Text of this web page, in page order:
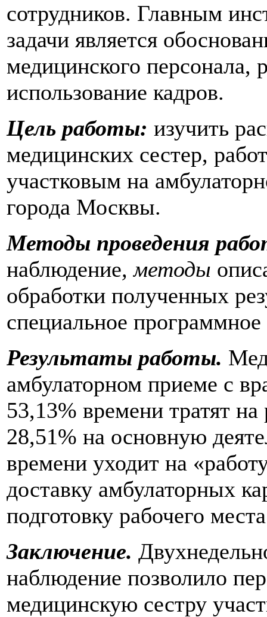
сотрудников. Главным
задачи является
медицинского персонала,
использование кадров.
Цель работы: изучить
медицинских сестер,
участковым на
города Москвы.
Методы проведения
наблюдение, методы
обработки полученных
специальное
Результаты работы.
амбулаторном приеме с
53,13% времени тратят
28,51% на основную
времени уходит на
доставку амбулаторных
подготовку рабочего
Заключение.
наблюдение позволило
медицинскую сестру